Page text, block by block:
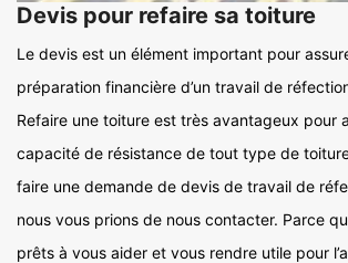
Devis pour refaire sa toiture
Le devis est un élément important pour
préparation financière d’un travail de
Refaire une toiture est très avantageux pour
capacité de résistance de tout type de
faire une demande de devis de travail de
nous vous prions de nous contacter. Parce
prêts à vous aider et vous rendre utile pour